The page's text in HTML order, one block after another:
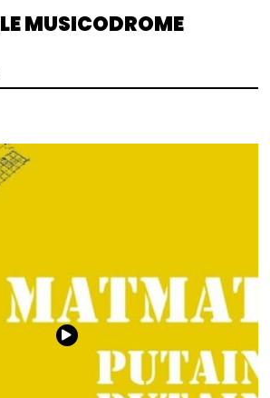
LE MUSICODROME